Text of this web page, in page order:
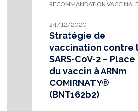
RECOMMANDATION VACCINALE
24/12/2020
Stratégie de
vaccination contre
SARS-CoV-2 – Place
du vaccin à ARNm
COMIRNATY®
(BNT162b2)